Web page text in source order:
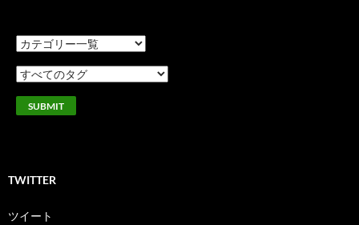
TWITTER
ツイート